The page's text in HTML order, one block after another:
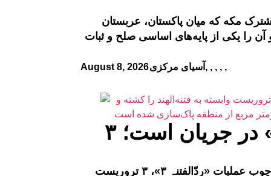
مکه که میان پاکستان، عربستان
را یکی از پایه‌های اساسی صلح و ثبات
August 8, 2026آسیای مرکزی , , , , ,
بلوچستان: عملیات «ردّالفتنہ ۳» در جریان است؛ ۳
نیروهای امنیتی در مناطق کمبیله و عاصم‌آباد بلوچستان، در چارچوب عملیات «ردّالفتنہ ۳»، ۳ تروریست